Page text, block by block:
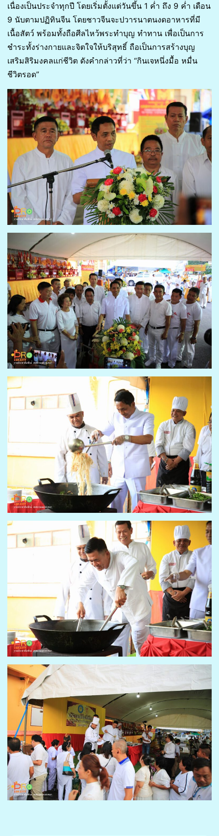
เนื่องเป็นประจำทุกปี โดยเริ่มตั้งแต่วันขึ้น 1 ค่ำ ถึง 9 ค่ำ เดือน
9 นับตามปฏิทินจีน โดยชาวจีนจะปวารนาตนงดอาหารที่มี
เนื้อสัตว์ พร้อมทั้งถือศีลไหว้พระทำบุญ ทำทาน เพื่อเป็นการ
ชำระทั้งร่างกายและจิตใจให้บริสุทธิ์ ถือเป็นการสร้างบุญ
เสริมสิริมงคลแก่ชีวิต ดังคำกล่าวที่ว่า “กินเจหนึ่งมื้อ หมื่น
ชีวิตรอด”